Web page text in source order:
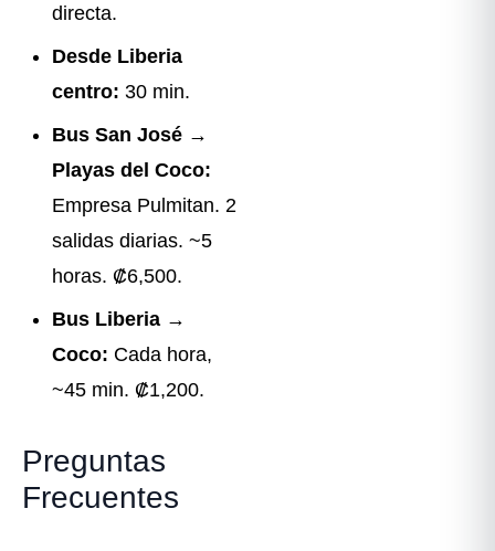
directa.
Desde Liberia
centro: 30 min.
Bus San José →
Playas del Coco:
Empresa Pulmitan. 2
salidas diarias. ~5
horas. ₡6,500.
Bus Liberia →
Coco: Cada hora,
~45 min. ₡1,200.
Preguntas
Frecuentes